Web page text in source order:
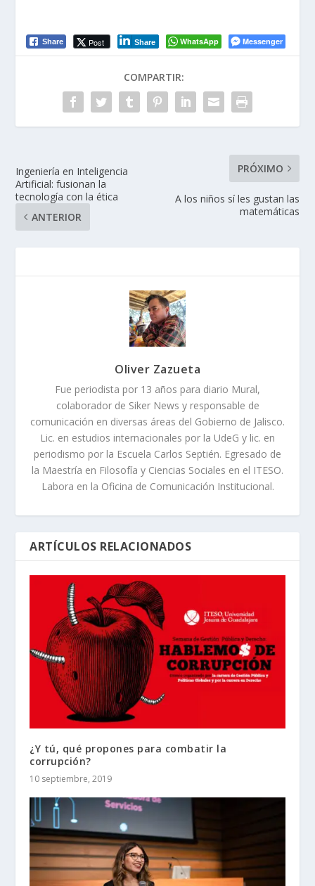
Share Post Share WhatsApp Messenger
COMPARTIR:
Ingeniería en Inteligencia
Artificial: fusionan la
tecnología con la ética
ANTERIOR
PRÓXIMO
A los niños sí les gustan las
matemáticas
Oliver Zazueta
Fue periodista por 13 años para diario Mural,
colaborador de Siker News y responsable de
comunicación en diversas áreas del Gobierno de Jalisco.
Lic. en estudios internacionales por la UdeG y lic. en
periodismo por la Escuela Carlos Septién. Egresado de
la Maestría en Filosofía y Ciencias Sociales en el ITESO.
Labora en la Oficina de Comunicación Institucional.
ARTÍCULOS RELACIONADOS
¿Y tú, qué propones para combatir la
corrupción?
10 septiembre, 2019